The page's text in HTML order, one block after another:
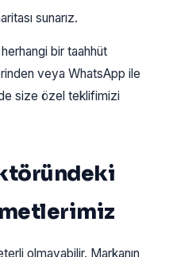
sunarız.
bir taahhüt
veya WhatsApp ile
size özel teklifimizi
olmayabilir. Markanın